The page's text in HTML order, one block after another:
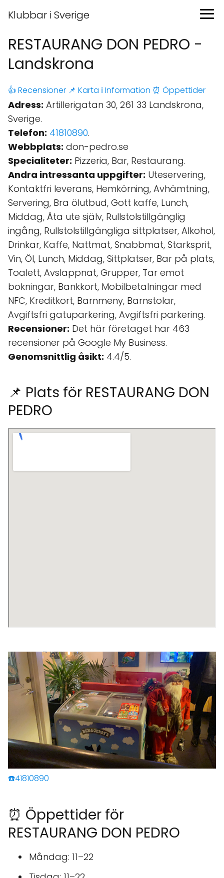
Klubbar i Sverige
RESTAURANG DON PEDRO -
Landskrona
👍 Recensioner 📌 Karta ℹ️ Information ⏰ Öppettider
Adress: Artillerigatan 30, 261 33 Landskrona,
Sverige.
Telefon: 41810890.
Webbplats: don-pedro.se
Specialiteter: Pizzeria, Bar, Restaurang.
Andra intressanta uppgifter: Uteservering,
Kontaktfri leverans, Hemkörning, Avhämtning,
Servering, Bra ölutbud, Gott kaffe, Lunch,
Middag, Äta ute själv, Rullstolstillgänglig
ingång, Rullstolstillgängliga sittplatser, Alkohol,
Drinkar, Kaffe, Nattmat, Snabbmat, Starksprit,
Vin, Öl, Lunch, Middag, Sittplatser, Bar på plats,
Toalett, Avslappnat, Grupper, Tar emot
bokningar, Bankkort, Mobilbetalningar med
NFC, Kreditkort, Barnmeny, Barnstolar,
Avgiftsfri gatuparkering, Avgiftsfri parkering.
Recensioner: Det här företaget har 463
recensioner på Google My Business.
Genomsnittlig åsikt: 4.4/5.
📌 Plats för RESTAURANG DON
PEDRO
☎️41810890
⏰ Öppettider för
RESTAURANG DON PEDRO
Måndag: 11–22